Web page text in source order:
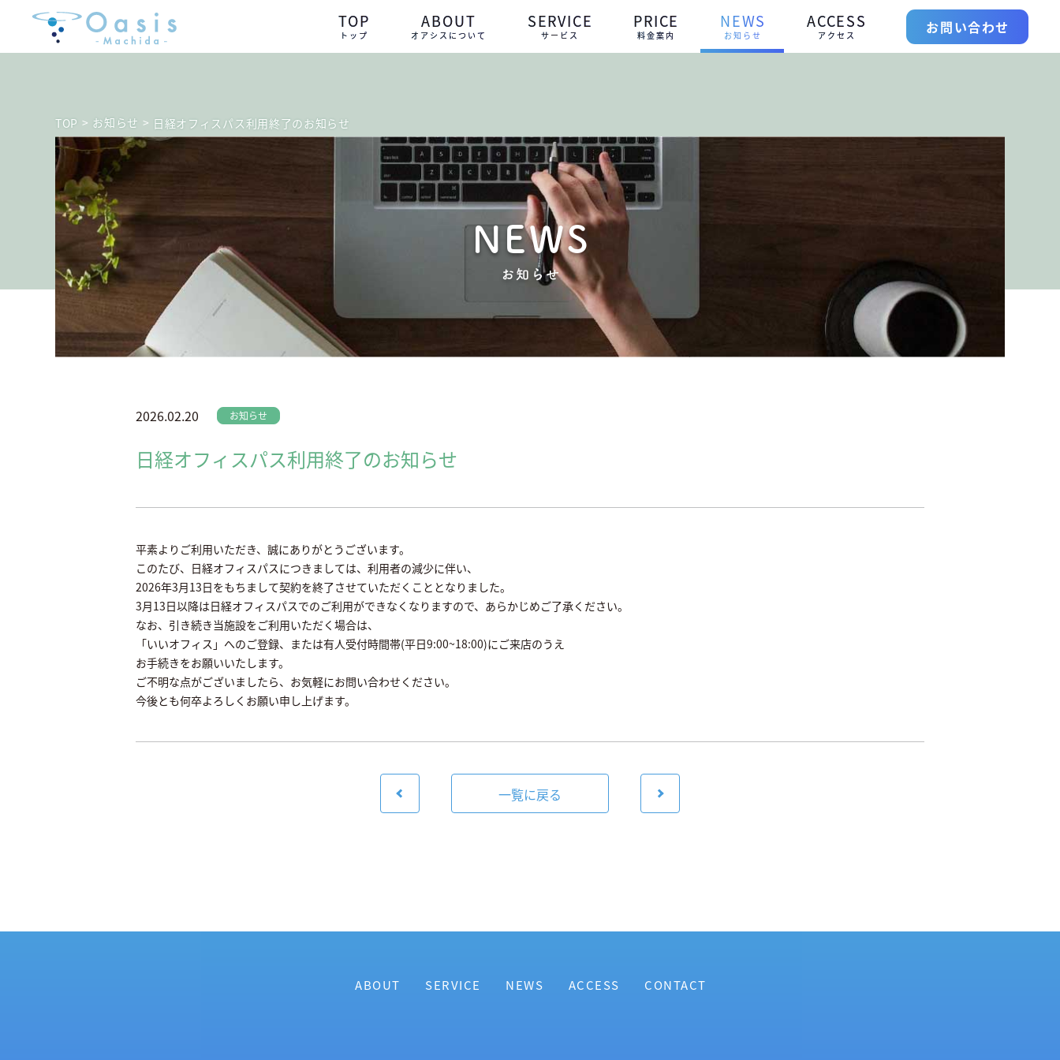
TOP
トップ
ABOUT
オアシスについて
SERVICE
サービス
PRICE
料金案内
NEWS
お知らせ
ACCESS
アクセス お問い合わせ
TOP > お知らせ > 日経オフィスパス利用終了のお知らせ
NEWS
お知らせ
2026.02.20 お知らせ
日経オフィスパス利用終了のお知らせ
平素よりご利用いただき、誠にありがとうございます。
このたび、日経オフィスパスにつきましては、利用者の減少に伴い、
2026年3月13日をもちまして契約を終了させていただくこととなりました。
3月13日以降は日経オフィスパスでのご利用ができなくなりますので、あらかじめご了承ください。
なお、引き続き当施設をご利用いただく場合は、
「いいオフィス」へのご登録、または有人受付時間帯(平日9:00~18:00)にご来店のうえ
お手続きをお願いいたします。
ご不明な点がございましたら、お気軽にお問い合わせください。
今後とも何卒よろしくお願い申し上げます。
一覧に戻る
ABOUT SERVICE NEWS ACCESS CONTACT